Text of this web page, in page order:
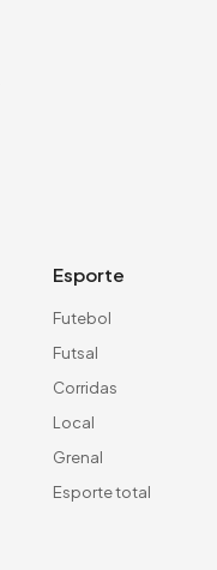
Esporte
Futebol
Futsal
Corridas
Local
Grenal
Esporte total